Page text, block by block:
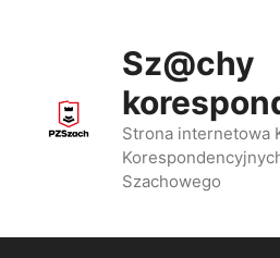
Sz@chy
Strona internetowa
Szachowego